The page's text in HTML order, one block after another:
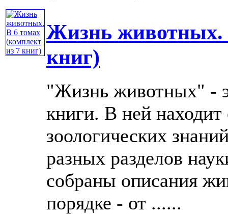
Жизнь животных.
книг)
"Жизнь животных" -
книги. В ней находит
зоологических
разных разделов
собраны описания
порядке - от ......